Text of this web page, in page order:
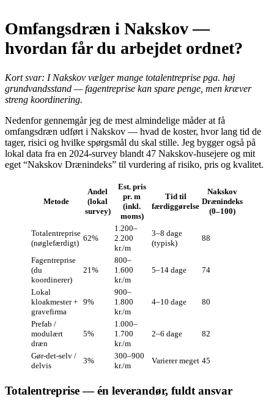
Omfangsdræn i Nakskov —
hvordan får du arbejdet ordnet?
Kort svar: I Nakskov vælger mange totalentreprise pga. høj
grundvandsstand — fagentreprise kan spare penge, men kræver
streng koordinering.
Nedenfor gennemgår jeg de mest almindelige måder at få
omfangsdræn udført i Nakskov — hvad de koster, hvor lang tid de
tager, risici og hvilke spørgsmål du skal stille. Jeg bygger også på
lokal data fra en 2024-survey blandt 47 Nakskov-husejere og mit
eget “Nakskov Drænindeks” til vurdering af risiko, pris og kvalitet.
Metode
Andel
(lokal
survey)
Est. pris
pr. m
(inkl.
moms)
Tid til
færdiggørelse
Nakskov
Drænindeks
(0–100)
Totalentreprise
(nøglefærdigt)
62%
1.200–
2.200
kr./m
3–8 dage
(typisk)
88
Fagentreprise
(du
koordinerer)
21%
800–
1.600
kr./m
5–14 dage 74
Lokal
kloakmester +
gravefirma
9%
900–
1.800
kr./m
4–10 dage 80
Prefab /
modulært
dræn
5%
1.000–
1.700
kr./m
2–6 dage 82
Gør‑det‑selv /
delvis
3%
300–900
kr./m
Varierer meget 45
Totalentreprise — én leverandør, fuldt ansvar